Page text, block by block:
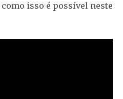
isso é possível neste